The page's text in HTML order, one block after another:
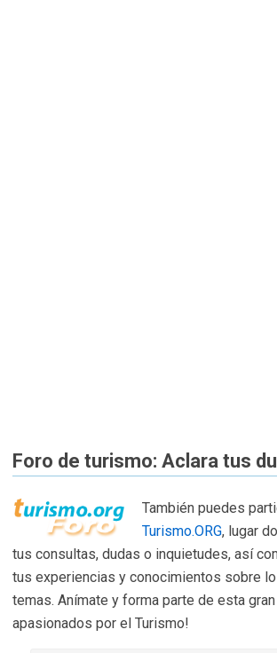
Foro de turismo: Aclara tus
También puedes
Turismo.ORG, lugar
tus consultas, dudas o inquietudes, así
tus experiencias y conocimientos sobre
temas. Anímate y forma parte de esta
apasionados por el Turismo!